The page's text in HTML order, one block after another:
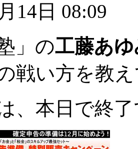
14日 08:09
」の工藤あ
戦い方を教
、本日で終